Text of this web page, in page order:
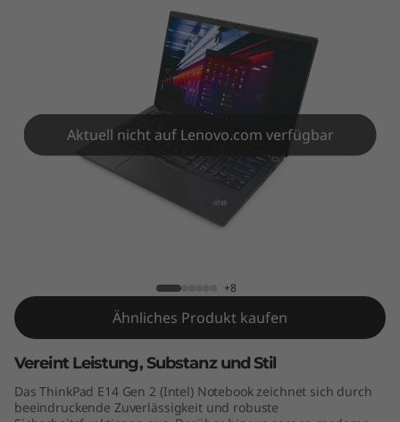
e
Aktuell nicht auf Lenovo.com verfügbar
+8
Ähnliches Produkt kaufen
Vereint Leistung, Substanz und Stil
Das ThinkPad E14 Gen 2 (Intel) Notebook zeichnet sich durch
beeindruckende Zuverlässigkeit und robuste